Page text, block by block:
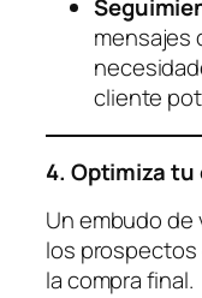
mensajes
cliente
4. Optimiza
Un embudo
los
la compra final.